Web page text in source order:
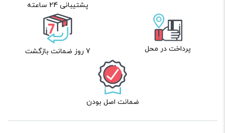
پشتیبانی 24 ساعته
پرداخت در محل 7 روز ضمانت بازگشت
ضمانت اصل بودن